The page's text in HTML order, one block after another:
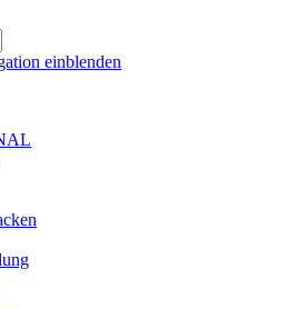
einblenden